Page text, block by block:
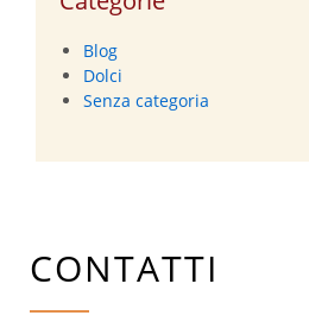
Blog
Dolci
Senza categoria
CONTATTI